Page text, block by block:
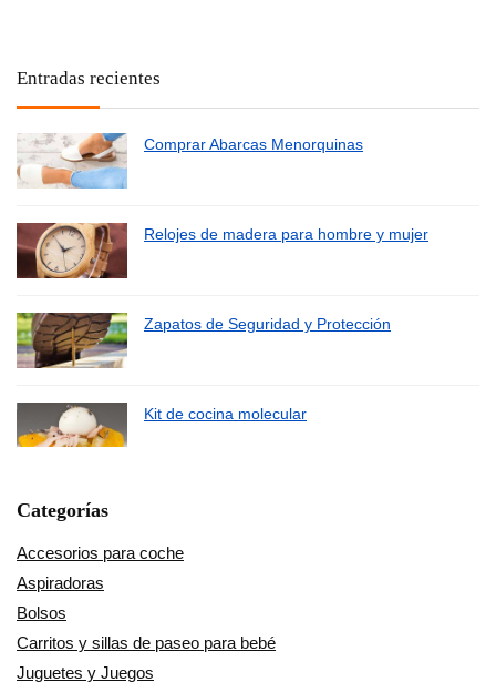
Entradas recientes
Comprar Abarcas Menorquinas
Relojes de madera para hombre y mujer
Zapatos de Seguridad y Protección
Kit de cocina molecular
Categorías
Accesorios para coche
Aspiradoras
Bolsos
Carritos y sillas de paseo para bebé
Juguetes y Juegos